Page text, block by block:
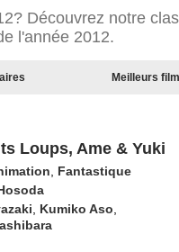
Découvrez notre
l'année 2012.
Meilleurs
Loups, Ame & Yuki
Fantastique
Kumiko Aso